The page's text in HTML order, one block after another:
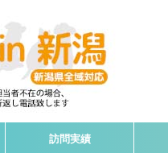
訪問実績